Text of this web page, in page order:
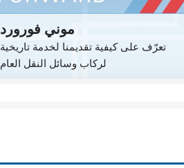
موني فورورد
تعرّف على كيفية تقديمنا لخدمة تاريخية
لركاب وسائل النقل العام